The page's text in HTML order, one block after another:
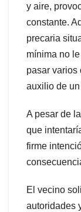
y aire,
constante.
precaria
mínima no
pasar varios
auxilio de
A pesar de
que
firme
El vecino
autoridades